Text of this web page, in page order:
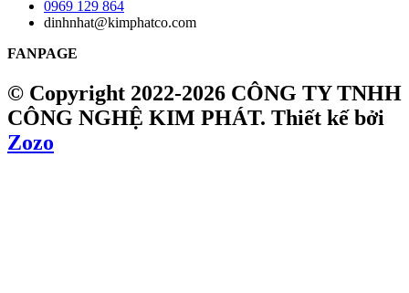
0969 129 864
dinhnhat@kimphatco.com
FANPAGE
© Copyright 2022-2026 CÔNG TY TNHH
CÔNG NGHỆ KIM PHÁT. Thiết kế bởi
Zozo